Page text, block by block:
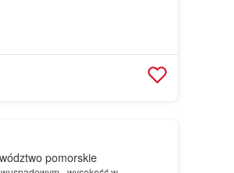
pomorskie